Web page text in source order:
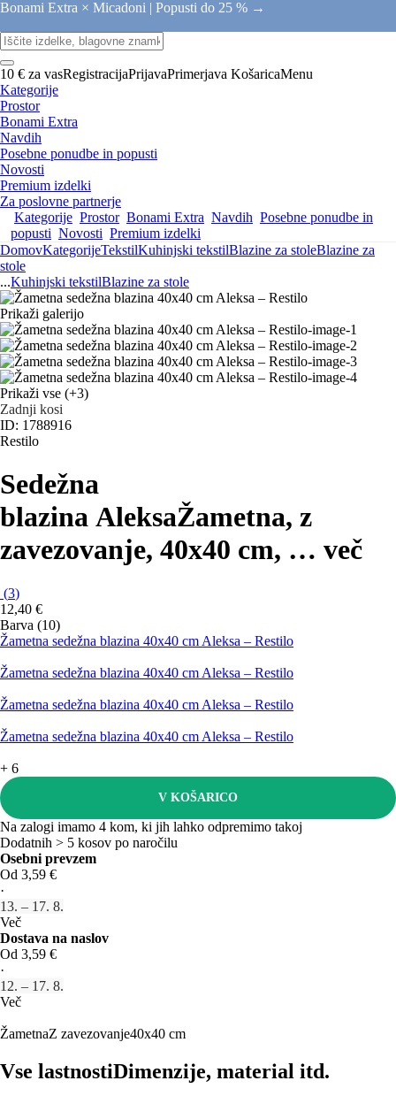
Bonami Extra × Micadoni | Popusti do 25 % →
10 € za vasRegistracijaPrijavaPrimerjava KošaricaMenu
Kategorije
Prostor
Bonami Extra
Navdih
Posebne ponudbe in popusti
Novosti
Premium izdelki
Za poslovne partnerje
Kategorije Prostor Bonami Extra Navdih Posebne ponudbe in
popusti Novosti Premium izdelki
DomovKategorijeTekstilKuhinjski tekstilBlazine za stoleBlazine za
stole
...Kuhinjski tekstilBlazine za stole
Prikaži galerijo
Prikaži vse (+3)
Zadnji kosi
ID: 1788916
Restilo
Sedežna
blazina AleksaŽametna, z
zavezovanje, 40x40 cm, … več
(3)
12,40 €
Barva (10)
Žametna sedežna blazina 40x40 cm Aleksa – Restilo
Žametna sedežna blazina 40x40 cm Aleksa – Restilo
Žametna sedežna blazina 40x40 cm Aleksa – Restilo
Žametna sedežna blazina 40x40 cm Aleksa – Restilo
+ 6
V KOŠARICO
Na zalogi imamo 4 kom, ki jih lahko odpremimo takoj
Dodatnih > 5 kosov po naročilu
Osebni prevzem
Od 3,59 €
·
13. – 17. 8.
Več
Dostava na naslov
Od 3,59 €
·
12. – 17. 8.
Več
ŽametnaZ zavezovanje40x40 cm
Vse lastnostiDimenzije, material itd.